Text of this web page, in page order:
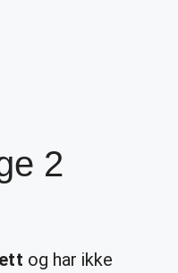
2
og har ikke